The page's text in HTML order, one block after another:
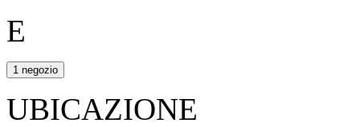
E
1 negozio
UBICAZIONE